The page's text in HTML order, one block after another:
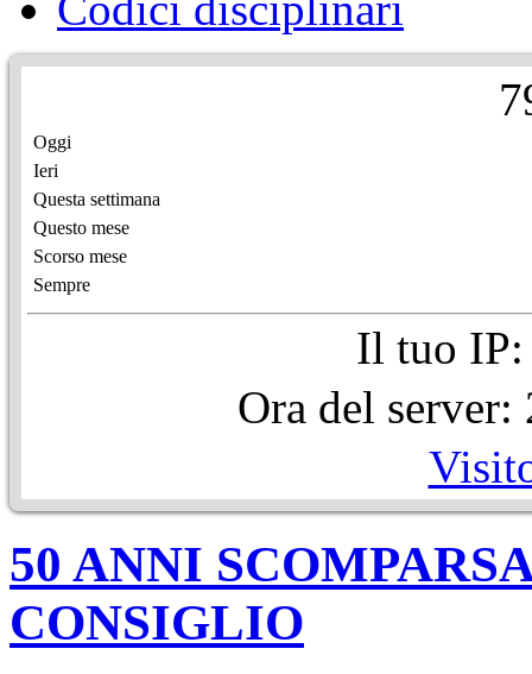
7
Oggi
Ieri
Questa settimana
Questo mese
Scorso mese
Sempre
Il tuo IP:
Ora del
50 ANNI
CONSIGLIO